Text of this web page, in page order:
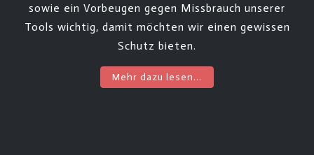
sowie ein Vorbeugen gegen Missbrauch unserer
Tools wichtig, damit möchten wir einen gewissen
Schutz bieten.
Mehr dazu lesen...